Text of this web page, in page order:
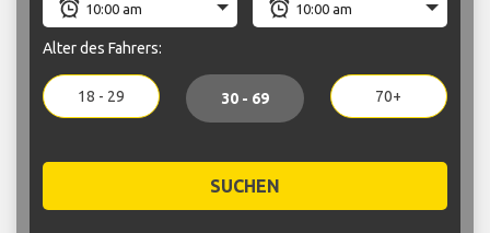
Alter des Fahrers:
18 - 29 30 - 69 70+
SUCHEN